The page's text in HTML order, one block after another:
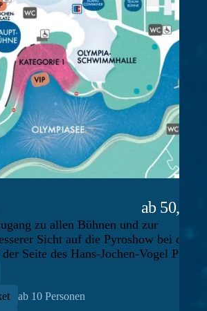
ab 50,00 €
zu allen Bühnen und zur
Sicht auf die Pyroshow bei den
Seite des Hans-Jochen-Vogel Platzes
ab 10 Personen